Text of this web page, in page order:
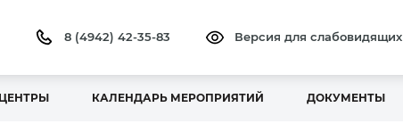
8 (4942) 42-35-83 Версия для слабовидящих
ЦЕНТРЫ КАЛЕНДАРЬ МЕРОПРИЯТИЙ ДОКУМЕНТЫ